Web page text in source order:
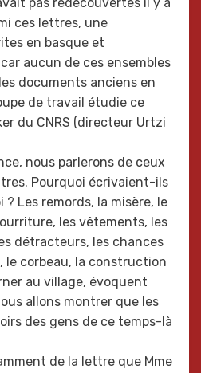
ces lettres, une
en basque et
aucun de ces ensembles
documents anciens en
de travail étudie ce
du CNRS (directeur Urtzi
nous parlerons de ceux
Pourquoi écrivaient-ils
? Les remords, la misère, le
les vêtements, les
détracteurs, les chances
le corbeau, la construction
au village, évoquent
allons montrer que les
des gens de ce temps-là
de la lettre que Mme